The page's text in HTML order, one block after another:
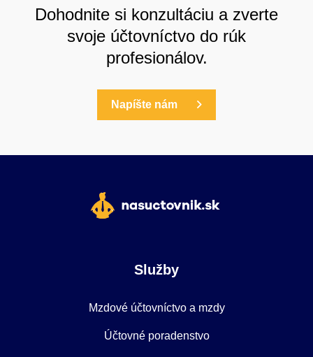
Dohodnite si konzultáciu a zverte
svoje účtovníctvo do rúk
profesionálov.
Napíšte nám
Služby
Mzdové účtovníctvo a mzdy
Účtovné poradenstvo